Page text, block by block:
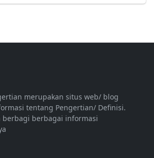
merupakan situs web/ blog
tentang Pengertian/ Definisi.
berbagi berbagai informasi